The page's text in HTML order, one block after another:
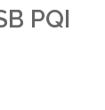
PQI